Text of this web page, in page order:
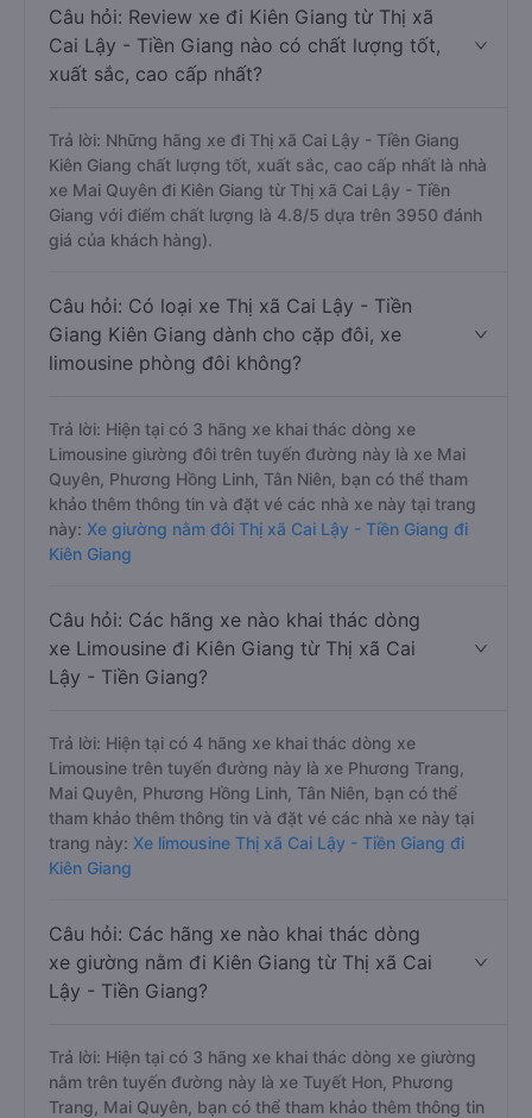
Câu hỏi: Review xe đi Kiên Giang từ Thị xã
Cai Lậy - Tiền Giang nào có chất lượng tốt,
xuất sắc, cao cấp nhất?
Trả lời: Những hãng xe đi Thị xã Cai Lậy - Tiền Giang
Kiên Giang chất lượng tốt, xuất sắc, cao cấp nhất là nhà
xe Mai Quyên đi Kiên Giang từ Thị xã Cai Lậy - Tiền
Giang với điểm chất lượng là 4.8/5 dựa trên 3950 đánh
giá của khách hàng).
Câu hỏi: Có loại xe Thị xã Cai Lậy - Tiền
Giang Kiên Giang dành cho cặp đôi, xe
limousine phòng đôi không?
Trả lời: Hiện tại có 3 hãng xe khai thác dòng xe
Limousine giường đôi trên tuyến đường này là xe Mai
Quyên, Phương Hồng Linh, Tân Niên, bạn có thể tham
khảo thêm thông tin và đặt vé các nhà xe này tại trang
này: Xe giường nằm đôi Thị xã Cai Lậy - Tiền Giang đi
Kiên Giang
Câu hỏi: Các hãng xe nào khai thác dòng
xe Limousine đi Kiên Giang từ Thị xã Cai
Lậy - Tiền Giang?
Trả lời: Hiện tại có 4 hãng xe khai thác dòng xe
Limousine trên tuyến đường này là xe Phương Trang,
Mai Quyên, Phương Hồng Linh, Tân Niên, bạn có thể
tham khảo thêm thông tin và đặt vé các nhà xe này tại
trang này: Xe limousine Thị xã Cai Lậy - Tiền Giang đi
Kiên Giang
Câu hỏi: Các hãng xe nào khai thác dòng
xe giường nằm đi Kiên Giang từ Thị xã Cai
Lậy - Tiền Giang?
Trả lời: Hiện tại có 3 hãng xe khai thác dòng xe giường
nằm trên tuyến đường này là xe Tuyết Hon, Phương
Trang, Mai Quyên, bạn có thể tham khảo thêm thông tin